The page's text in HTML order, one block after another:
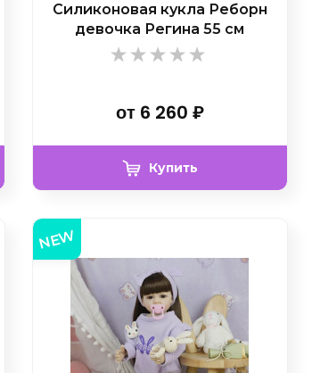
Силиконовая кукла Реборн
девочка Регина 55 см
от6 260 ₽
Купить
NEW